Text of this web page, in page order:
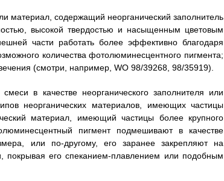
материал, содержащий неорганический заполнитель
высокой твердостью и насыщенным цветовым
части работать более эффективно благодаря
количества фотолюминесцентного пигмента;
(смотри, например, WO 98/39268, 98/35919).
в качестве неорганического заполнителя или
неорганических материалов, имеющих частицы
материал, имеющий частицы более крупного
пигмент подмешивают в качестве
или по-другому, его заранее закрепляют на
покрывая его спеканием-плавлением или подобным